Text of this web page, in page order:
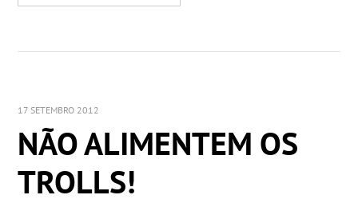
17 SETEMBRO 2012
NÃO ALIMENTEM OS
TROLLS!